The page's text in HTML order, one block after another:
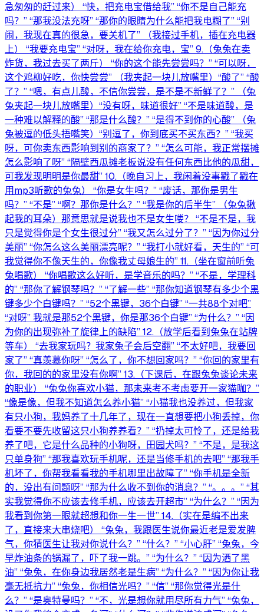
急匆匆的赶过来） “快，把充电宝借给我” “你不是自己能充
吗？” “那我没法充呀” “那你的眼睛为什么能把我电糊了” “别
闹，我现在真的很急，要关机了” （我接过手机，插在充电器
上） “我要充电宝” “对呀，我在给你充电，宝” 9.（兔兔在卖
炸货，我过去买了两斤） “你的这个能先尝尝吗？” “可以呀，
这个鸡柳好吃，你快尝尝” （我夹起一块儿放嘴里）“酸了” “酸
了？” “嗯，有点儿酸，不信你尝尝，是不是不新鲜了？” （兔
兔夹起一块儿放嘴里）“没有呀，味道很好” “不是味道酸，是
一种难以解释的酸” “那是什么酸？” “是得不到你的心酸” （兔
兔被逗的低头捂嘴笑）“别逗了，你到底买不买东西？” “我买
呀，可你卖东西影响到别的商家了？” “怎么可能，我正常摆摊
怎么影响了呀” “隔壁西瓜摊老板说没有任何东西比他的瓜甜，
可我发现明明是你最甜” 10.（晚自习上，我闲着没事戳了戳在
用mp3听歌的兔兔） “你是女生吗？” “废话，那你是男生
吗？” “不是” “啊？那你是什么？” “我是你的后半生” （兔兔揪
起我的耳朵）那意思就是说我也不是女生喽？ “不是不是，我
只是觉得你是个女生很过分” “我又怎么过分了？” “因为你过分
美丽” “你怎么这么美丽漂亮呢？” “我打小就好看，天生的” “可
我觉得你不像天生的，你像我丈母娘生的” 11.（坐在窗前听兔
兔唱歌） “你唱歌这么好听，是学音乐的吗？” “不是，学理科
的” “那你了解钢琴吗？” “了解一些” “那你知道钢琴有多少个黑
键多少个白键吗？” “52个黑键，36个白键” “一共88个对吧”
“对呀” 我就是那52个黑键，你是那36个白键” “为什么？” “因
为你的出现弥补了旋律上的缺陷” 12.（放学后看到兔兔在站牌
等车） “去我家玩吗？我家兔子会后空翻” “不太好吧，我要回
家了” “真羡慕你呀” “怎么了，你不想回家吗？” “你回的家里有
你，我回的的家里没有你啊” 13.（下课后，在跟兔兔谈论未来
的职业） “兔兔你喜欢小猫，那未来考不考虑要开一家猫咖？”
“像是像，但我不知道怎么养小猫” “小猫我也没养过，但我家
有只小狗，我妈养了十几年了，现在一直想要把小狗丢掉，你
看要不要先收留这只小狗养养看？” “扔掉太可怜了，还是给我
养了吧，它是什么品种的小狗呀，田园犬吗？” “不是，是我这
只单身狗” “那我喜欢玩手机呢，还是当修手机的去吧” “那我手
机坏了，你帮我看看我的手机哪里出故障了” “你手机是全新
的，没出有问题呀” “那为什么收不到你的消息？” “。。。” “其
实我觉得你不应该去修手机，应该去开超市” “为什么？” “因为
我看到你第一眼就超想和你一生一世” 14.（实在是编不出来
了，直接来大串烧吧） “兔兔，我跟医生说你最近老是爱发脾
气，你猜医生让我对你说什么？” “什么？” “小心肝” “兔兔，今
早炸油条的锅漏了，吓了我一跳。” “为什么？” “因为洒了黑
油” “兔兔，在你身边我居然老是生病” “为什么？” “因为你让我
毫无抵抗力” “兔兔，你相信光吗？” “信” “那你觉得光是什
么？” “是奥特曼吗？” “不，光是想你就用尽所有力气” “兔兔，